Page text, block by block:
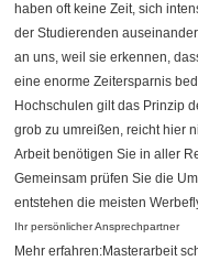
haben oft keine Zeit, sich
der Studierenden
an uns, weil sie erkennen,
eine enorme Zeitersparnis
Hochschulen gilt das Prinzip
grob zu umreißen, reicht hier
Arbeit benötigen Sie in aller
Gemeinsam prüfen Sie die
entstehen die meisten
Ihr persönlicher Ansprechpartner
Mehr erfahren:Masterarbeit